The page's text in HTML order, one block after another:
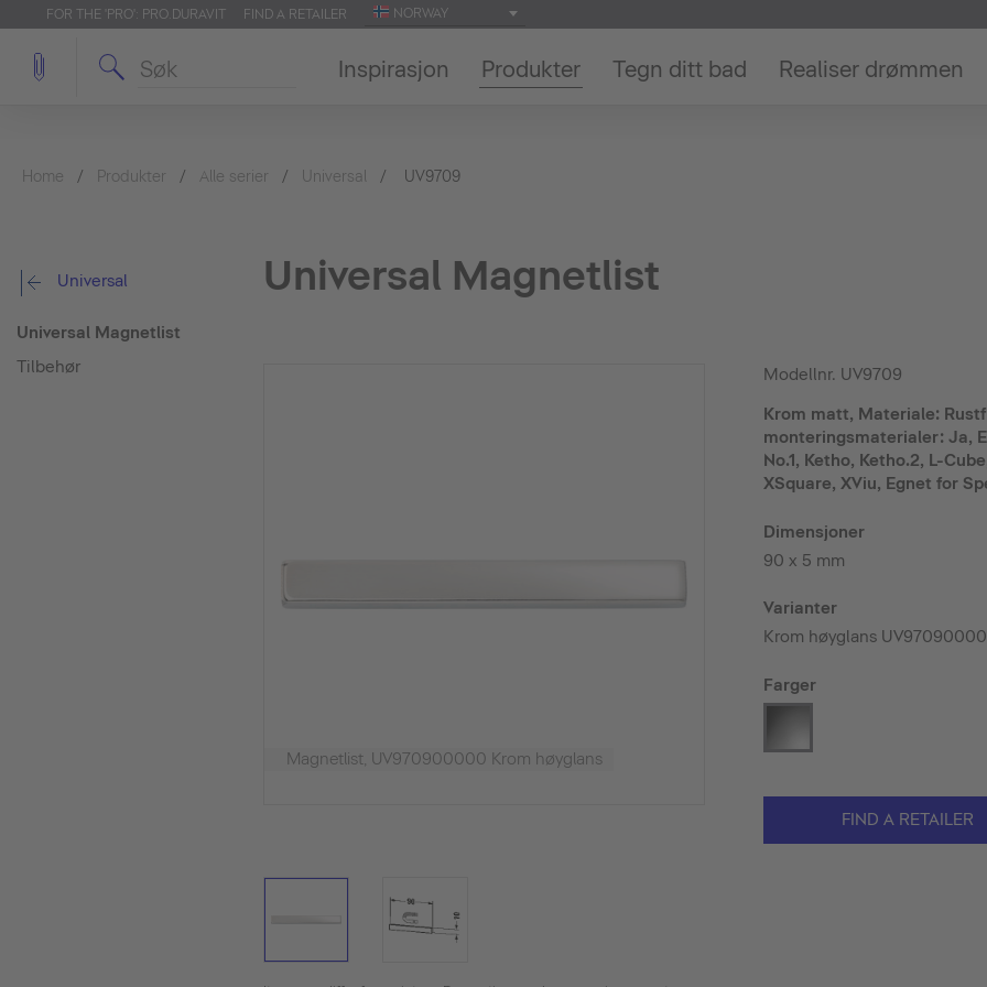
FOR THE 'PRO': PRO.DURAVIT FIND A RETAILER NORWAY
Inspirasjon Produkter Tegn ditt bad Realiser drømmen
Home Produkter Alle serier Universal UV9709
Universal
Universal Magnetlist
Tilbehør
Universal Magnetlist
Magnetlist, UV970900000 Krom høyglans
Modellnr. UV9709
Krom matt, Materiale:
monteringsmaterialer: Ja,
No.1, Ketho, Ketho.2, L-
XSquare, XViu, Egnet for
Dimensjoner
90 x 5 mm
Varianter
Krom høyglans
Farger
FIND A RETAILER